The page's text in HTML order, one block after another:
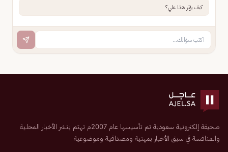
كيف يؤثر هذا علي؟
صحيفة إلكترونية سعودية تم تأسيسها عام 2007م تهتم بنشر الأخبار المحلية
والمنافسة في سبق الأخبار بمهنية ومصداقية وموضوعية